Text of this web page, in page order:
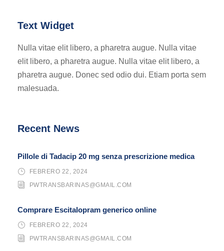
Text Widget
Nulla vitae elit libero, a pharetra augue. Nulla vitae
elit libero, a pharetra augue. Nulla vitae elit libero, a
pharetra augue. Donec sed odio dui. Etiam porta sem
malesuada.
Recent News
Pillole di Tadacip 20 mg senza prescrizione medica
FEBRERO 22, 2024
PWTRANSBARINAS@GMAIL.COM
Comprare Escitalopram generico online
FEBRERO 22, 2024
PWTRANSBARINAS@GMAIL.COM